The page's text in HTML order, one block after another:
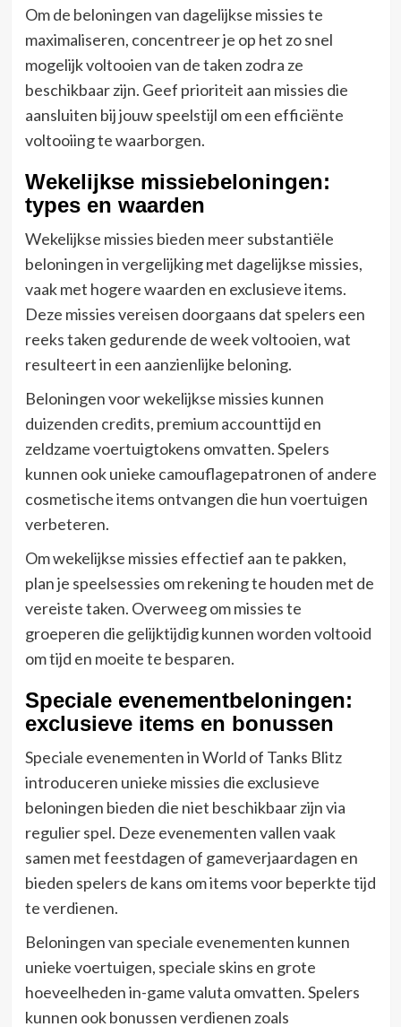
Om de beloningen van dagelijkse missies te
maximaliseren, concentreer je op het zo snel
mogelijk voltooien van de taken zodra ze
beschikbaar zijn. Geef prioriteit aan missies die
aansluiten bij jouw speelstijl om een efficiënte
voltooiing te waarborgen.
Wekelijkse missiebeloningen:
types en waarden
Wekelijkse missies bieden meer substantiële
beloningen in vergelijking met dagelijkse missies,
vaak met hogere waarden en exclusieve items.
Deze missies vereisen doorgaans dat spelers een
reeks taken gedurende de week voltooien, wat
resulteert in een aanzienlijke beloning.
Beloningen voor wekelijkse missies kunnen
duizenden credits, premium accounttijd en
zeldzame voertuigtokens omvatten. Spelers
kunnen ook unieke camouflagepatronen of andere
cosmetische items ontvangen die hun voertuigen
verbeteren.
Om wekelijkse missies effectief aan te pakken,
plan je speelsessies om rekening te houden met de
vereiste taken. Overweeg om missies te
groeperen die gelijktijdig kunnen worden voltooid
om tijd en moeite te besparen.
Speciale evenementbeloningen:
exclusieve items en bonussen
Speciale evenementen in World of Tanks Blitz
introduceren unieke missies die exclusieve
beloningen bieden die niet beschikbaar zijn via
regulier spel. Deze evenementen vallen vaak
samen met feestdagen of gameverjaardagen en
bieden spelers de kans om items voor beperkte tijd
te verdienen.
Beloningen van speciale evenementen kunnen
unieke voertuigen, speciale skins en grote
hoeveelheden in-game valuta omvatten. Spelers
kunnen ook bonussen verdienen zoals